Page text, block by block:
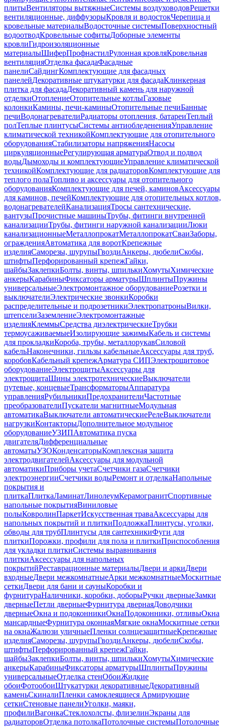
плитыВентиляторы вытяжныеСистемы воздуховодовРешетки
вентиляционные, диффузорыКровля и водостокЧерепица и
кровельные материалыВодосточные системыПоверхностный
водоотводКровельные софитыДоборные элементы
кровлиГидроизоляционные
материалыШиферПрофнастилРулонная кровляКровельная
вентиляцияОтделка фасадаФасадные
панелиСайдингКомплектующие для фасадных
панелейДекоративные штукатурки для фасадаКлинкерная
плитка для фасадаДекоративный камень для наружной
отделкиОтоплениеОтопительные котлыГазовые
колонкиКамины, печи-каминыОтопительные печиБанные
печиВодонагревателиРадиаторы отопления, батареиТеплый
полТеплые плинтусыСистемы антиобледененияУправление
климатической техникойКомплектующие для отопительного
оборудованияСтабилизаторы напряженияНасосы
циркуляционныеРегулирующая арматураОтвод и подвод
водыДымоходы и комплектующиеУправление климатической
техникойКомплектующие для радиаторовКомплектующие для
теплого полаТопливо и аксессуары для отопительного
оборудованияКомплектующие для печей, каминовАксессуары
для каминов, печейКомплектующие для отопительных котлов,
водонагревателейКанализацияТросы сантехнические,
вантузыПрочистные машиныТрубы, фитинги внутренней
канализацииТрубы, фитинги наружной канализацииЛюки
канализационныеМеталлопрокатМеталлопрокатСваиЗаборы,
огражденияАвтоматика для воротКрепежные
изделияСаморезы, шурупыГвоздиАнкеры, дюбелиСкобы,
штифтыПерфорированный крепежГайки,
шайбыЗаклепкиБолты, винты, шпилькиХомутыХимические
анкерыКарабиныФиксаторы арматурыШплинтыПружины
универсальныеЭлектромонтажное оборудованиеРозетки и
выключателиЭлектрические звонкиКоробки
распределительные и подрозетникиЭлектропатроныВилки,
штепселиЗаземлениеЭлектромонтажные
изделияКлеммыСредства диэлектрическиеТрубки
термоусаживаемыеИзолирующие зажимыКабель и системы
для прокладкиКороба, трубы, металлорукавСиловой
кабельНаконечники, гильзы кабельныеАксессуары для труб,
коробовКабельный крепежАрматура СИПЭлектрощитовое
оборудованиеЭлектрощитыАксессуары для
электрощитаШины электротехническиеВыключатели
путевые, концевыеТрансформаторыАппаратура
управленияРубильникиПредохранителиЧастотные
преобразователиПускатели магнитныеМодульная
автоматикаВыключатели автоматическиеРелеВыключатели
нагрузкиКонтакторыДополнительное модульное
оборудованиеУЗИПАвтоматика пуска
двигателяДифференциальные
автоматыУЗОКонденсаторыКомплексная защита
электродвигателейАксессуары для модульной
автоматикиПриборы учетаСчетчики газаСчетчики
электроэнергииСчетчики водыРемонт и отделкаНапольные
покрытия и
плиткаПлиткаЛаминатЛинолеумКерамогранитСпортивные
напольные покрытияВиниловые
полыКовролинПаркетИскусственная траваАксессуары для
напольных покрытий и плиткиПодложкаПлинтусы, уголки,
обводы для трубПлинтусы для сантехникиФуги для
плиткиПорожки, профили для пола и плиткиПриспособления
для укладки плиткиСистемы выравнивания
плиткиАксессуары для напольных
покрытийРеставрационные материалыДвери и аркиДвери
входныеДвери межкомнатныеАрки межкомнатныеМоскитные
сеткиДвери для бани и сауныКоробки и
фурнитураНаличники, коробки, доборыРучки дверныеЗамки
дверныеПетли дверныеФурнитура двернаяДоводчики
дверныеОкна и подоконникиОкнаПодоконники, отливыОкна
мансардныеФурнитура оконнаяМягкие окнаМоскитные сетки
на окнаЖалюзи уличныеПленки солнцезащитныеКрепежные
изделияСаморезы, шурупыГвоздиАнкеры, дюбелиСкобы,
штифтыПерфорированный крепежГайки,
шайбыЗаклепкиБолты, винты, шпилькиХомутыХимические
анкерыКарабиныФиксаторы арматурыШплинтыПружины
универсальныеОтделка стенОбоиЖидкие
обоиФотообоиШтукатурки декоративныеДекоративный
каменьСкиналиПленки самоклеящиеся Армирующие
сеткиСтеновые панелиУголки, маяки,
профилиВагонкаСтеклохолсты, флизелинЭкраны для
радиаторовОтделка потолкаПотолочные системыПотолочные